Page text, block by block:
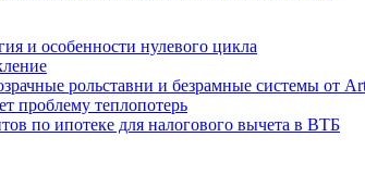
и особенности нулевого цикла
рольставни и безрамные системы от
проблему теплопотерь
по ипотеке для налогового вычета в ВТБ